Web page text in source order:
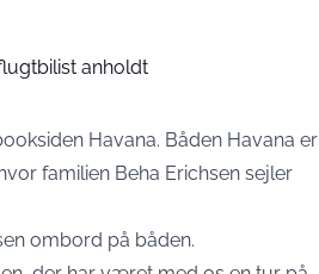
anholdt
Havana. Båden Havana er
familien Beha Erichsen sejler
ombord på båden.